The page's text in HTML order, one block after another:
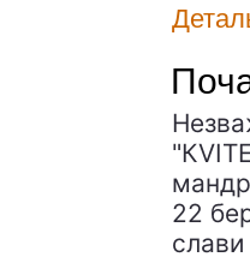
22
слави